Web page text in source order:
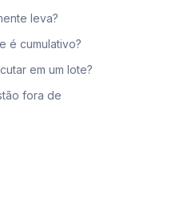
leva?
é cumulativo?
em um lote?
fora de